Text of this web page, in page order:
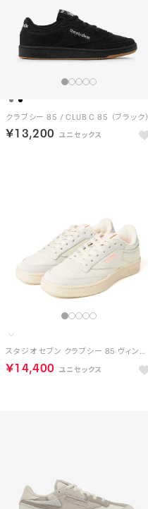
クラブシー 85 / CLUB C 85 （ブラック）
￥13,200
スタジオ セブン クラブシー 85 ヴィンテージ ／ STUDIO SEVEN CLUB C 85 VINTAGE（チョーク）
￥14,400